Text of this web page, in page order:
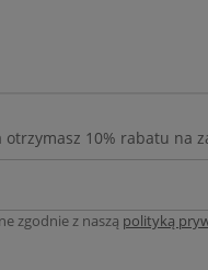
10% rabatu na
zgodnie z naszą polityką